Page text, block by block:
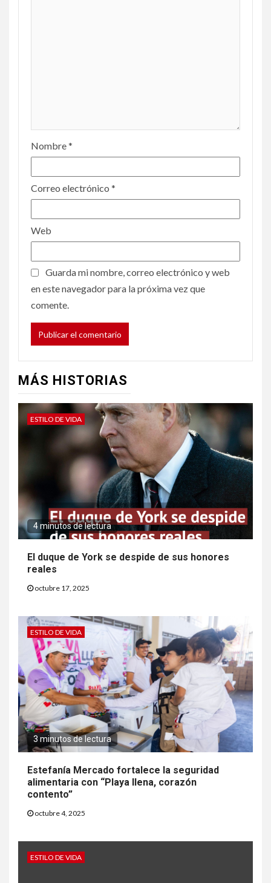
Nombre*
Correo electrónico *
Web
Guarda mi nombre, correo electrónico y web
en este navegador para la próxima vez que
comente.
MÁS HISTORIAS
ESTILO DE VIDA
4 minutos de lectura
El duque de York se despide de sus honores
reales
octubre 17, 2025
ESTILO DE VIDA
3 minutos de lectura
Estefanía Mercado fortalece la seguridad
alimentaria con “Playa llena, corazón
contento”
octubre 4, 2025
ESTILO DE VIDA